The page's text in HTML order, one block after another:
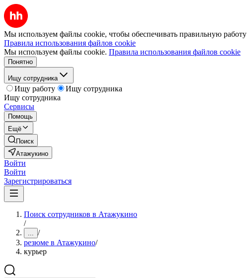
Мы используем файлы cookie, чтобы обеспечивать правильную работу
Правила использования файлов cookie
Мы используем файлы cookie. Правила использования файлов cookie
Понятно
Ищу сотрудника
Ищу работу
Ищу сотрудника
Ищу сотрудника
Сервисы
Помощь
Ещё
Поиск
Атажукино
Войти
Войти
Зарегистрироваться
Поиск сотрудников в Атажукино
/
... /
резюме в Атажукино/
курьер